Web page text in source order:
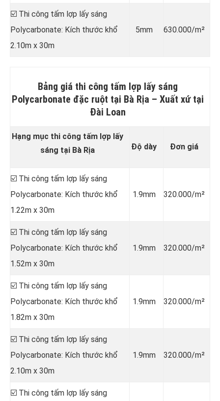
☑️ Thi công tấm lợp lấy sáng
Polycarbonate: Kích thước khổ
2.10m x 30m
5mm 630.000/m²
Bảng giá thi công tấm lợp lấy sáng
Polycarbonate đặc ruột tại Bà Rịa – Xuất xứ tại
Đài Loan
Hạng mục thi công tấm lợp lấy
sáng tại Bà Rịa
Độ dày Đơn giá
☑️ Thi công tấm lợp lấy sáng
Polycarbonate: Kích thước khổ
1.22m x 30m
1.9mm 320.000/m²
☑️ Thi công tấm lợp lấy sáng
Polycarbonate: Kích thước khổ
1.52m x 30m
1.9mm 320.000/m²
☑️ Thi công tấm lợp lấy sáng
Polycarbonate: Kích thước khổ
1.82m x 30m
1.9mm 320.000/m²
☑️ Thi công tấm lợp lấy sáng
Polycarbonate: Kích thước khổ
2.10m x 30m
1.9mm 320.000/m²
☑️ Thi công tấm lợp lấy sáng